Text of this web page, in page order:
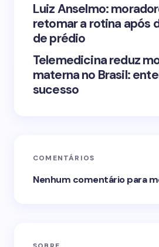
Luiz Anselmo:
retomar a rotina após
de prédio
Telemedicina reduz
materna no Brasil:
sucesso
COMENTÁRIOS
Nenhum comentário para